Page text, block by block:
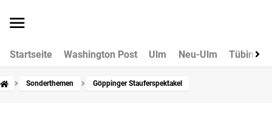
Startseite Washington Post Ulm Neu-Ulm Tübingen
Sonderthemen Göppinger Stauferspektakel